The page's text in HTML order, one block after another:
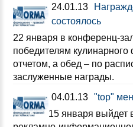
24.01.13
состоялось
22 января в конференц-
победителям кулинарного
отчетом, а обед – по
заслуженные награды.
04.01.13 "top"
15 января выйдет